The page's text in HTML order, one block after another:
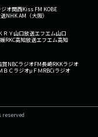
ジオ関西Kiss FM KOBE
NHK AM（大阪）
ＲＹ山口放送エフエム山口
RKC高知放送エフエム高知
賀NBCラジオFM長崎RKKラジオ
ＢＣラジオμＦＭRBCiラジオ
reserved